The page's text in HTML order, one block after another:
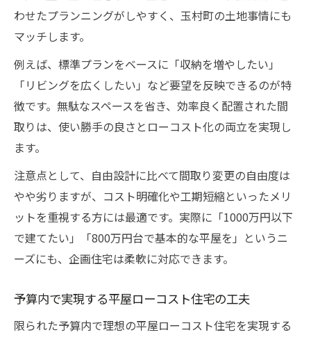
訣
ローコスト住宅で省エネを実現するポイン
ト
快適さが続く平屋ローコスト住宅の設計方
法
企画住宅で実践できる間取りの工夫と選び
わせたプランニングがしやすく、玉村町の土地事情にも
マッチします。
例えば、標準プランをベースに「収納を増やしたい」
「リビングを広くしたい」など要望を反映できるのが特
徴です。無駄なスペースを省き、効率良く配置された間
取りは、使い勝手の良さとローコスト化の両立を実現し
ます。
注意点として、自由設計に比べて間取り変更の自由度は
やや劣りますが、コスト明確化や工期短縮といったメリ
ットを重視する方には最適です。実際に「1000万円以下
で建てたい」「800万円台で基本的な平屋を」というニ
ーズにも、企画住宅は柔軟に対応できます。
予算内で実現する平屋ローコスト住宅の工夫
限られた予算内で理想の平屋ローコスト住宅を実現する